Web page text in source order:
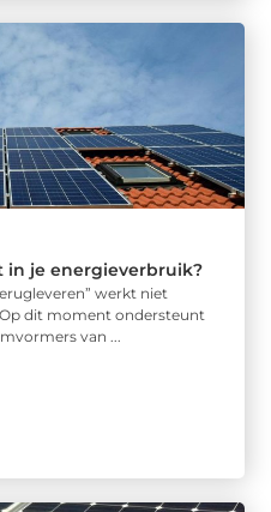
in je energieverbruik?
werkt niet
dit moment ondersteunt
van ...